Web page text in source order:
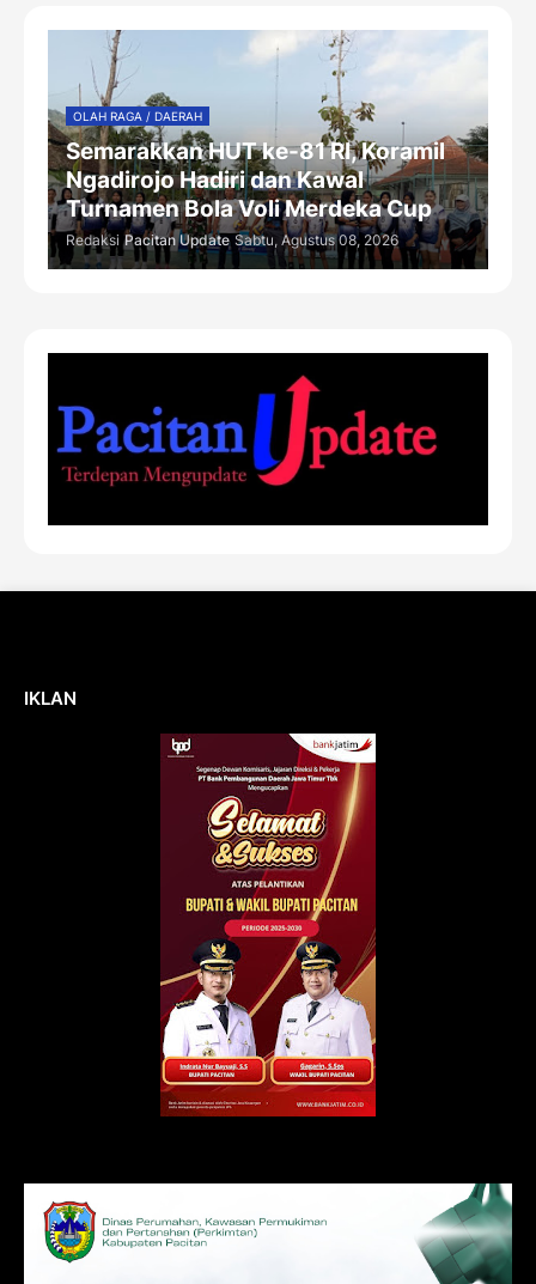
OLAH RAGA / DAERAH
Semarakkan HUT ke-81 RI, Koramil
Ngadirojo Hadiri dan Kawal
Turnamen Bola Voli Merdeka Cup
Redaksi Pacitan Update Sabtu, Agustus 08, 2026
IKLAN